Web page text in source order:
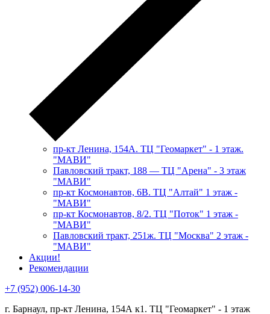
пр-кт Ленина, 154А. ТЦ "Геомаркет" - 1 этаж.
"МАВИ"
​Павловский тракт, 188 — ТЦ "Арена" - 3 этаж
"МАВИ"
пр-кт Космонавтов, 6В. ТЦ "Алтай" 1 этаж -
"МАВИ"
пр-кт Космонавтов, 8/2. ТЦ "Поток" 1 этаж -
"МАВИ"
Павловский тракт, 251ж. ТЦ "Москва" 2 этаж -
"МАВИ"
Акции!
Рекомендации
+7 (952) 006-14-30
г. Барнаул, пр-кт Ленина, 154А к1. ТЦ "Геомаркет" - 1 этаж